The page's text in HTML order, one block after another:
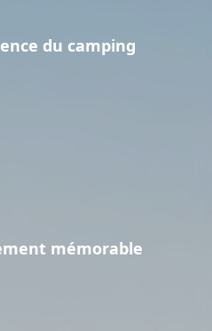
du camping
mémorable